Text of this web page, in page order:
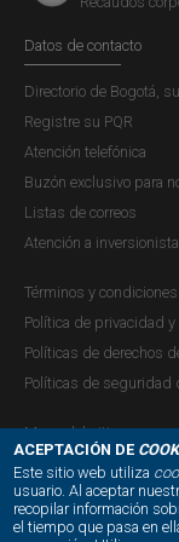
ACEPTACIÓN DE
Este sitio web utiliza
usuario. Al aceptar
recopilar información
el tiempo que pasa en
Datos de contacto
Directorio de Bogotá,
Registre su PQR
Atención telefónica
Buzón exclusivo para
Listas de correos
Atención a
Términos y condiciones
Política de privacidad
Políticas de derechos
Políticas de seguridad
Mapa del sitio